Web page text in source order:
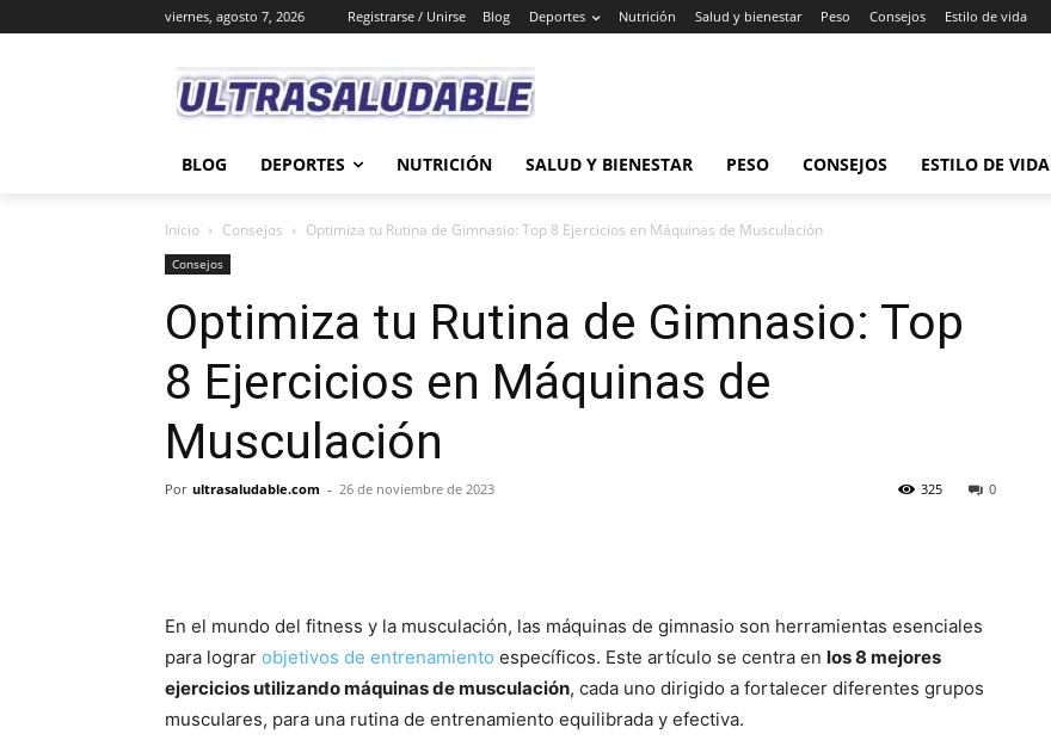
viernes, agosto 7, 2026 Registrarse / Unirse Blog Deportes Nutrición Salud y bienestar Peso Consejos Estilo de vida
BLOG DEPORTES NUTRICIÓN SALUD Y BIENESTAR PESO CONSEJOS ESTILO DE VIDA
Inicio Consejos Optimiza tu Rutina de Gimnasio: Top 8 Ejercicios en Máquinas de Musculación
Consejos
Optimiza tu Rutina de Gimnasio: Top
8 Ejercicios en Máquinas de
Musculación
Por ultrasaludable.com - 26 de noviembre de 2023 0
325
En el mundo del fitness y la musculación, las máquinas de gimnasio son herramientas esenciales
para lograr objetivos de entrenamiento específicos. Este artículo se centra en los 8 mejores
ejercicios utilizando máquinas de musculación, cada uno dirigido a fortalecer diferentes grupos
musculares, para una rutina de entrenamiento equilibrada y efectiva.